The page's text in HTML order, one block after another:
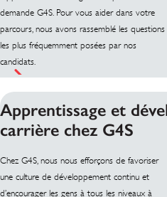
demande G4S. Pour vous aider dans votre
parcours, nous avons rassemblé les questions
les plus fréquemment posées par nos
candidats.
Apprentissage et
carrière chez G4S
Chez G4S, nous nous efforçons de favoriser
une culture de développement continu et
d’encourager les gens à tous les niveaux à